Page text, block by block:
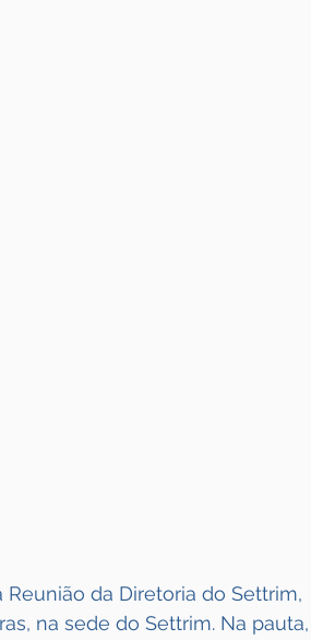
da Diretoria do Settrim,
na sede do Settrim. Na pauta,